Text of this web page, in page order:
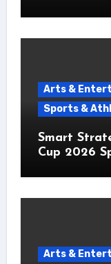
Arts &
Sports &
Smart
Cup 2026
Arts &